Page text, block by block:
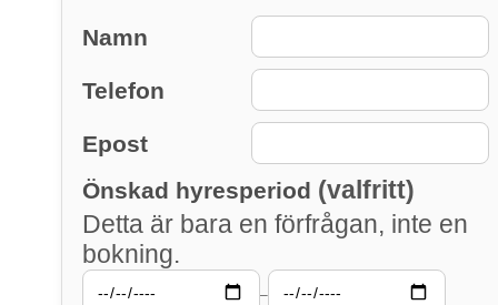
Namn
Telefon
Epost
Önskad hyresperiod (valfritt)
Detta är bara en förfrågan, inte en
bokning.
–